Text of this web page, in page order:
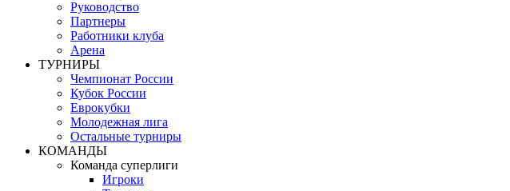
Руководство
Партнеры
Работники клуба
Арена
ТУРНИРЫ
Чемпионат России
Кубок России
Еврокубки
Молодежная лига
Остальные турниры
КОМАНДЫ
Команда суперлиги
Игроки